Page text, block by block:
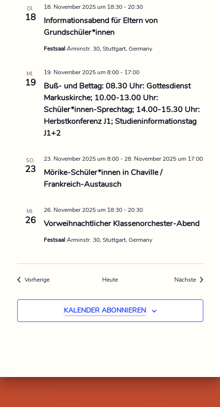
DI.
18
Informationsabend für Eltern von
Grundschüler*innen
18. November 2025 um 18:30-20:30
FestsaalArminstr. 30, Stuttgart, Germany
MI.
19
Buß- und Bettag: 08.30 Uhr: Gottesdienst
Markuskirche; 10.00-13.00 Uhr:
Schüler*innen-Sprechtag; 14.00-15.30 Uhr:
Herbstkonferenz J1; Studieninformationstag
J1+2
19. November 2025 um 8:00- 17:00
SO.
23
Mörike-Schüler*innen in Chaville /
Frankreich-Austausch
23. November 2025 um 8:00-28. November 2025 um 17:00
MI.
26 Vorweihnachtlicher Klassenorchester-Abend
26. November 2025 um 18:30-20:30
FestsaalArminstr. 30, Stuttgart, Germany
VorherigeVeranstaltungen Heute Nächste
KALENDER ABONNIEREN